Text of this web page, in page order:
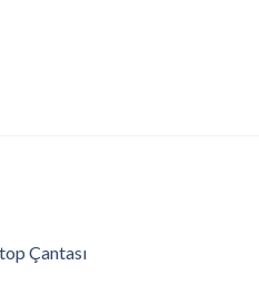
Çantası